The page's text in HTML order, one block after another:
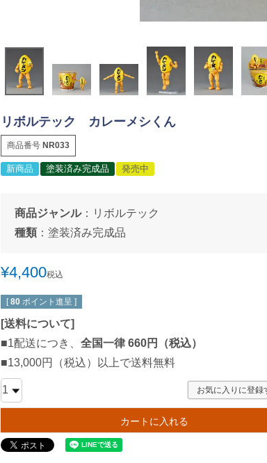
リボルテック カレーメシくん
商品番号 NR033
新商品 塗装済み完成品 発売中
商品ジャンル： リボルテック
種類 ： 塗装済み完成品
¥4,400税込
[ 80 ポイント進呈 ]
[送料について]
■1配送につき、 全国一律 660円（税込）
■13,000円（税込）以上で送料無料
お気に入りに登録
カートに入れる